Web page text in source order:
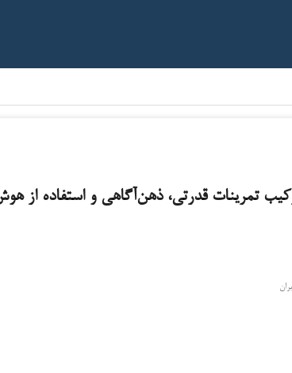
تمرینات قدرتی، ذهن‌آگاهی و استفاده از